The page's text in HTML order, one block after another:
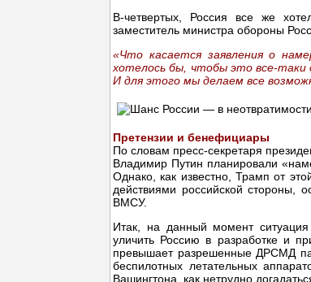
В-четвертых, Россия все же
заместитель министра обороны
«Что касается заявления о
хотелось бы, чтобы это все-таки
И для этого мы делаем все
Претензии и бенефициары
По словам пресс-секретаря
Владимир Путин планировали
Однако, как известно, Трамп от
действиями российской стороны,
ВМСУ.
Итак, на данный момент
уличить Россию в разработке и
превышает разрешенные ДРСМД
беспилотных летательных
Вашингтона, как нетрудно